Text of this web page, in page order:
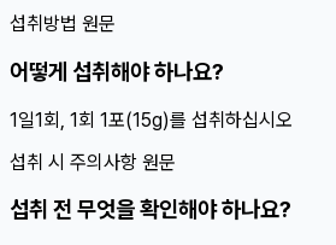
섭취방법 원문
어떻게 섭취해야 하나요?
1일1회, 1회 1포(15g)를 섭취하십시오
섭취 시 주의사항 원문
섭취 전 무엇을 확인해야 하나요?